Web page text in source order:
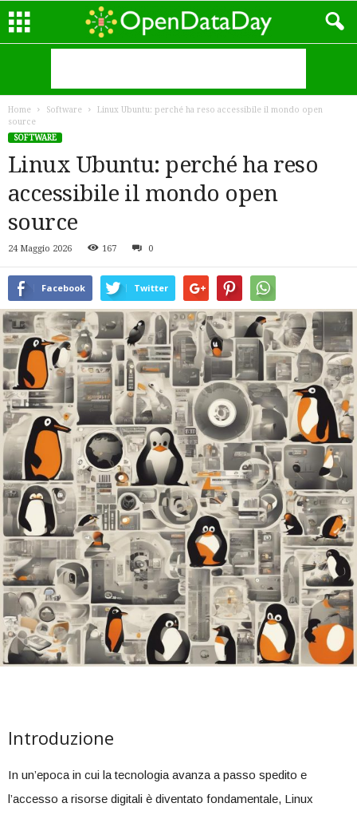
Home Software
Linux Ubuntu: perché ha reso accessibile il mondo open
source
SOFTWARE
Linux Ubuntu: perché ha reso
accessibile il mondo open
source
24 Maggio 2026 167 0
Facebook Twitter
Introduzione
In un’epoca in cui la‌ tecnologia avanza a passo ​spedito e⁤
l’accesso a ​risorse digitali è diventato fondamentale, Linux